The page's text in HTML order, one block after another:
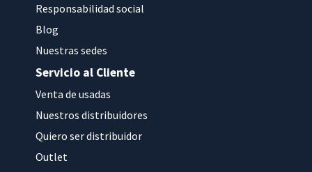
Responsabilidad social
Blog
Nuestras sedes
Servicio al Cliente
Venta de usadas
Nuestros distribuidores
Quiero ser distribuidor
Outlet